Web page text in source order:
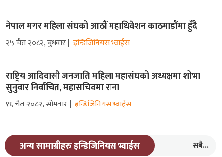
नेपाल मगर महिला संघको आठौं महाधिवेशन काठमाडौंमा हुँदै
२५ चैत २०८२, बुधवार इन्डिजिनियस भ्वाईस
राष्ट्रिय आदिवासी जनजाति महिला महासंघको अध्यक्षमा शोभा
सुनुवार निर्वाचित, महासचिवमा राना
१६ चैत २०८२, सोमवार इन्डिजिनियस भ्वाईस
अन्य सामाग्रीहरु इन्डिजिनियस भ्वाईस सबै...